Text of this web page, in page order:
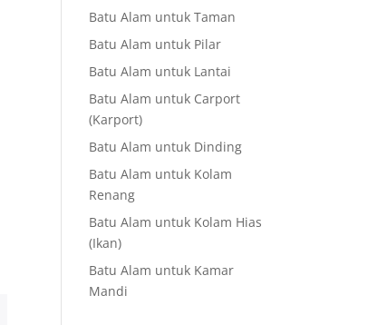
Batu Alam untuk Taman
Batu Alam untuk Pilar
Batu Alam untuk Lantai
Batu Alam untuk Carport
(Karport)
Batu Alam untuk Dinding
Batu Alam untuk Kolam
Renang
Batu Alam untuk Kolam Hias
(Ikan)
Batu Alam untuk Kamar
Mandi